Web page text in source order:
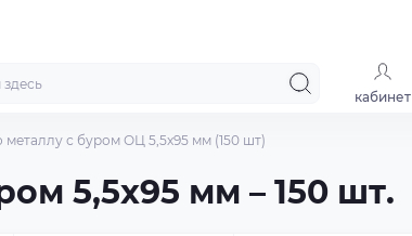
кабинет
с буром ОЦ 5,5x95 мм (150 шт)
5,5x95 мм – 150 шт.